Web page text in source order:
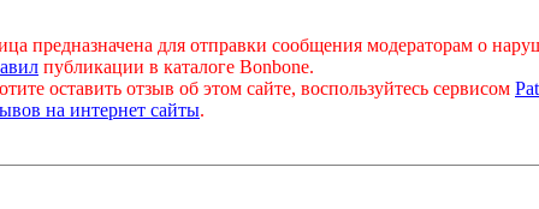
предназначена для отправки сообщения модераторам о
публикации в каталоге Bonbone.
оставить отзыв об этом сайте, воспользуйтесь сервисом
на интернет сайты.